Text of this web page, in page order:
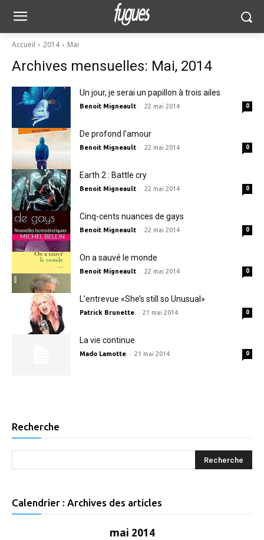
Accueil 2014 Mai
Archives mensuelles: Mai, 2014
Un jour, je serai un papillon à trois ailes
Benoit Migneault - 22 mai 2014 0
De profond l’amour
Benoit Migneault - 22 mai 2014 0
Earth 2 : Battle cry
Benoit Migneault - 22 mai 2014 0
Cinq-cents nuances de gays
Benoit Migneault - 22 mai 2014 0
On a sauvé le monde
Benoit Migneault - 22 mai 2014 0
L’entrevue «She’s still so Unusual»
Patrick Brunette - 21 mai 2014 0
La vie continue
Mado Lamotte - 21 mai 2014 0
Recherche
Calendrier : Archives des articles
mai 2014